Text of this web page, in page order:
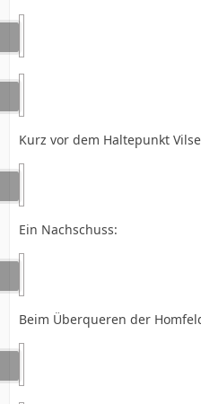
Kurz vor dem Haltepunkt
Ein Nachschuss:
Beim Überqueren der